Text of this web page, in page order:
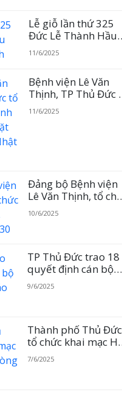
Lễ giỗ lần thứ 325
Đức Lễ Thành Hầu
Nguyễn Hữu Cảnh
11/6/2025
Bệnh viện Lê Văn
Thịnh, TP Thủ Đức
chức lễ khánh
công trình Nhà giặt
11/6/2025
Đảng bộ Bệnh viện
Lê Văn Thịnh, tổ
Đại hội lần thứ III,
nhiệm kỳ 2025-
10/6/2025
TP Thủ Đức trao 18
quyết định cán bộ
quản lý ngành Giáo
dục và Đào tạo
9/6/2025
Thành phố Thủ Đức
tổ chức khai mạc
thao Quốc phòng
năm 2025
7/6/2025